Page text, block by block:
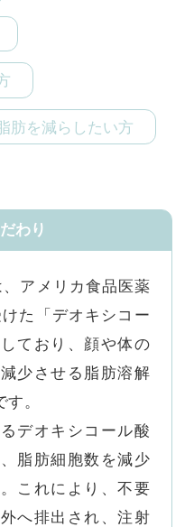
肪を減らしたい方
わり
アメリカ食品医薬
た「デオキシコー
ており、顔や体の
少させる脂肪溶解
。
デオキシコール酸
脂肪細胞数を減少
これにより、不要
へ排出され、注射